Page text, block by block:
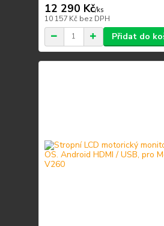
12 290 Kč/ks
10 157 Kč bez DPH
Přidat do